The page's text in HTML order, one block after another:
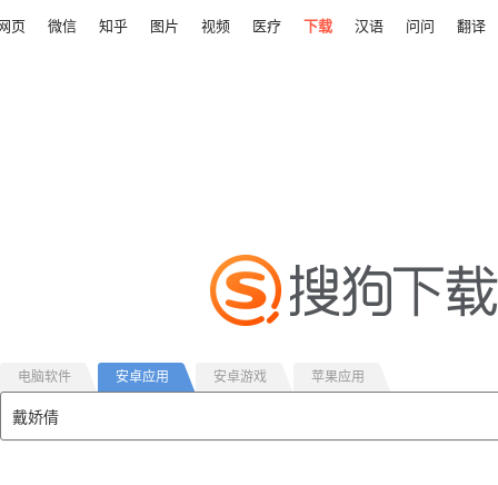
页 微信 知乎 图片 视频 医疗 下载 汉语 问问 翻译
电脑软件 安卓应用 安卓游戏 苹果应用